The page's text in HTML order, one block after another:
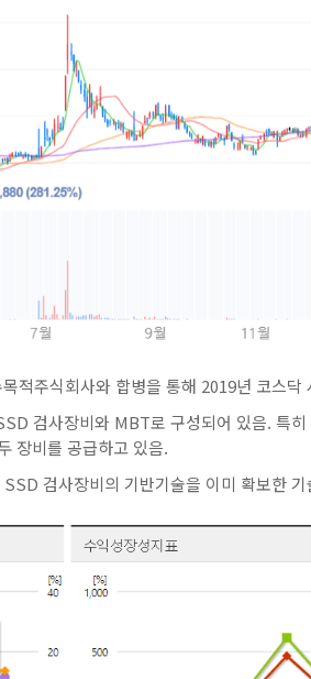
적주식회사와 합병을 통해 2019년 코스닥
검사장비와 MBT로 구성되어 있음. 특
장비를 공급하고 있음.
검사장비의 기반기술을 이미 확보한